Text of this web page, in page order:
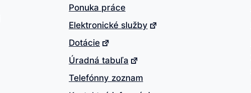
Ponuka práce
Elektronické služby
Dotácie
Úradná tabuľa
Telefónny zoznam